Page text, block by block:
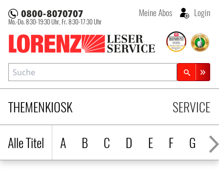
Lorenz Leserservice
Mo.-Do. 8:30-19:30 Uhr, Fr. 8:30-17:30 Uhr
Meine Abos Login
THEMENKIOSK
Alle Titel
A B C D E F G H
SERVICE
Suche
Zeitschriftensuche